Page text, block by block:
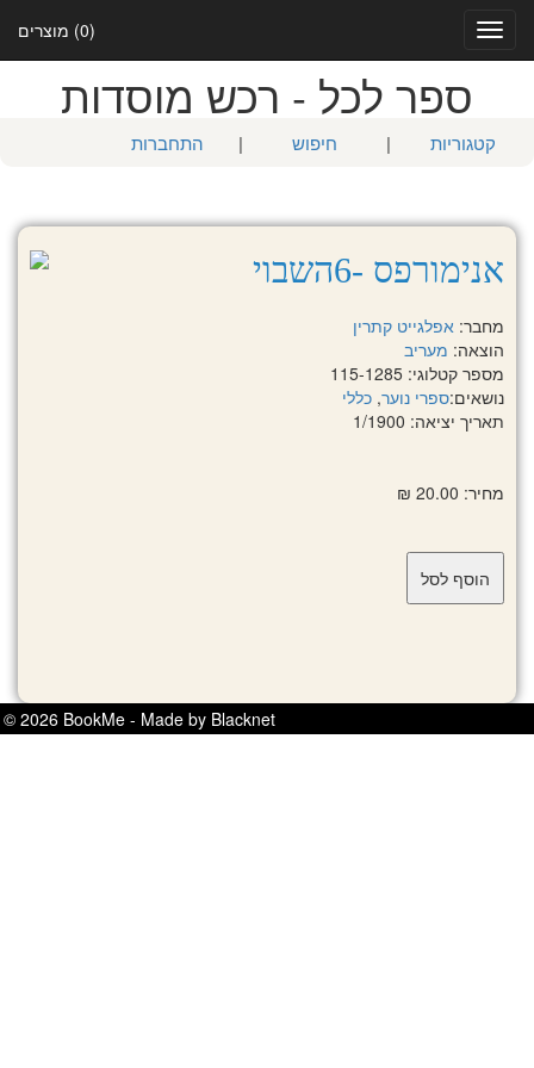
(0) מוצרים
Toggle
navigation
ספר לכל - רכש מוסדות
קטגוריות | חיפוש | התחברות
אנימורפס -6השבוי
מחבר: אפלגייט קתרין
הוצאה: מעריב
מספר קטלוגי: 115-1285
נושאים:ספרי נוער, כללי
תאריך יציאה: 1/1900
מחיר: 20.00 ₪
© 2026 BookMe - Made by Blacknet